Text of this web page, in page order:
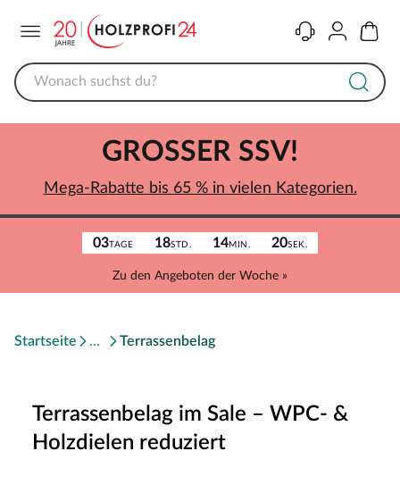
KontaktKonto
03TAGE 18STD. 14MIN. 20SEK.
Zu den Angeboten der Woche »
GROSSER SSV!
Mega-Rabatte bis 65 % in vielen Kategorien.
Startseite Terrassenbelag
Terrassenbelag im Sale – WPC- &
Holzdielen reduziert